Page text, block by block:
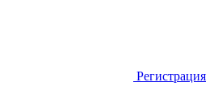
Регистрация